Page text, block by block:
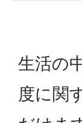
生活の
度に関